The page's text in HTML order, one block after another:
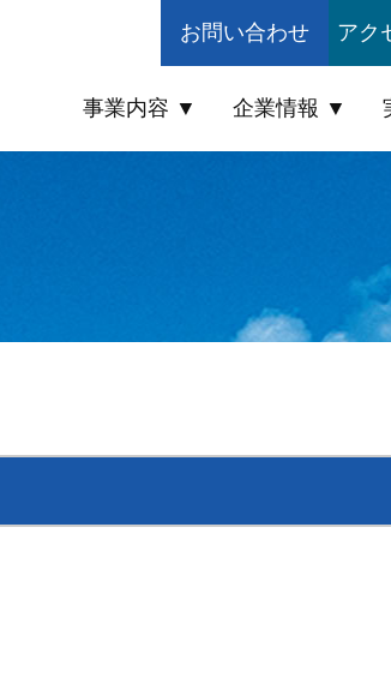
お問い合わせ アク
事業内容 企業情報